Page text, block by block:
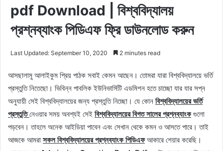
pdf Download | বিশ্ববিদ্যালয়
প্রশ্নব্যাংক পিডিএফ ফ্রি ডাউনলোড করুন
Last Updated: September 10, 2020 2 minutes read
আসছালামু আলাইকুম প্রিয় পাঠক সবাই কেমন আছেন। তোমরা যারা বিশ্ববিদ্যালয়ে ভর্তি
প্রস্তুতি নিতেছো। ভিবিন্ন পাবলিক ইউনিভার্সিটি এডমিশন হতে চাচ্ছো যার যার সপ্ন
অনুযায়ী সেই বিশ্ববিদ্যালয়ের জন্য প্রস্তুতি নিচ্ছো। যে কোন বিশ্ববিদ্যালয়ের ভর্তি
প্রস্তুতিনেওয়ার সময় অবশ্যই সেই বিশ্ববিদ্যালয়ের বিগত সালের প্রশ্নব্যাংকগুলো
পড়বেন। তাহলে অনেক আইডিয়া পাবেন এবং সেখান থেকে কমন ও আসতে পারে। তাই
আজকে আমরা সকল বিশ্ববিদ্যালয়ের প্রশ্নব্যাংক পিডিএফআকারে শেয়ার করেছি।